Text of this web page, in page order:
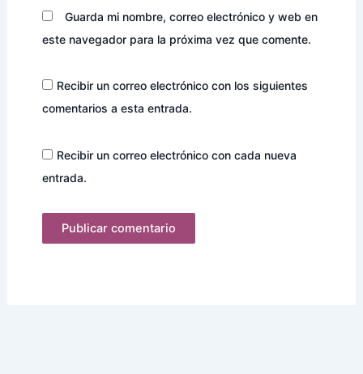
Guarda mi nombre, correo electrónico y web en
este navegador para la próxima vez que comente.
Recibir un correo electrónico con los siguientes
comentarios a esta entrada.
Recibir un correo electrónico con cada nueva
entrada.